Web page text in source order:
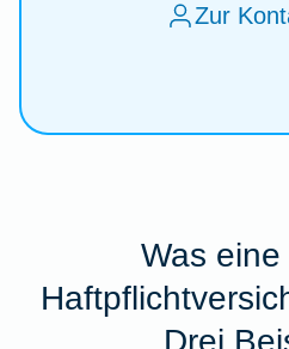
Zur
Was
Drei